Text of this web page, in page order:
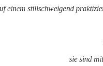
einem stillschweigend
sie sind